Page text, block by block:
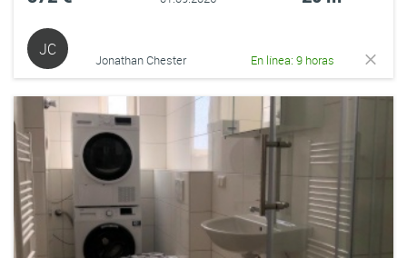
JC
Jonathan Chester En línea: 9 horas